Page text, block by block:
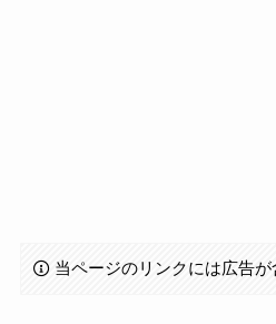
当ページのリンクには広告が